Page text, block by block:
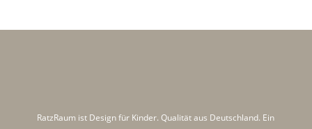
RatzRaum ist Design für Kinder. Qualität aus Deutschland. Ein